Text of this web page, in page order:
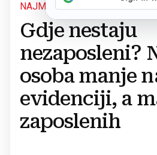
NAJMANJE NEZAPOSLENIH U
Gdje nestaju
nezaposleni?
osoba manje
evidenciji, a
zaposlenih